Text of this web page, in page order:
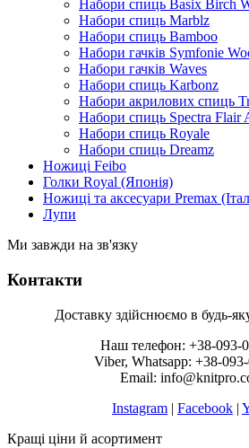
Набори спиць Basix Birch
Набори спиць Marblz
Набори спиць Bamboo
Набори гачків Symfonie
Набори гачків Waves
Набори спиць Karbonz
Набори акрилових спиць
Набори спиць Spectra Flair
Набори спиць Royale
Набори спиць Dreamz
Ножиці Feibo
Голки Royal (Японія)
Ножиці та аксесуари Premax
Лупи
Ми завжди на зв'язку
Контакти
Доставку здійснюємо в будь-
Наш телефон: +38-093-
Viber, Whatsapp: +38-
Email:
Instagram | Facebook |
Кращі ціни й асортимент